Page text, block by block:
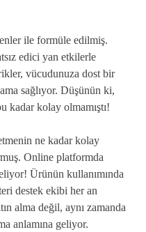
ile formüle edilmiş.
edici yan etkilerle
vücudunuza dost bir
sağlıyor. Düşünün ki,
kadar kolay olmamıştı!
ne kadar kolay
Online platformda
Ürünün kullanımında
destek ekibi her an
alma değil, aynı zamanda
anlamına geliyor.